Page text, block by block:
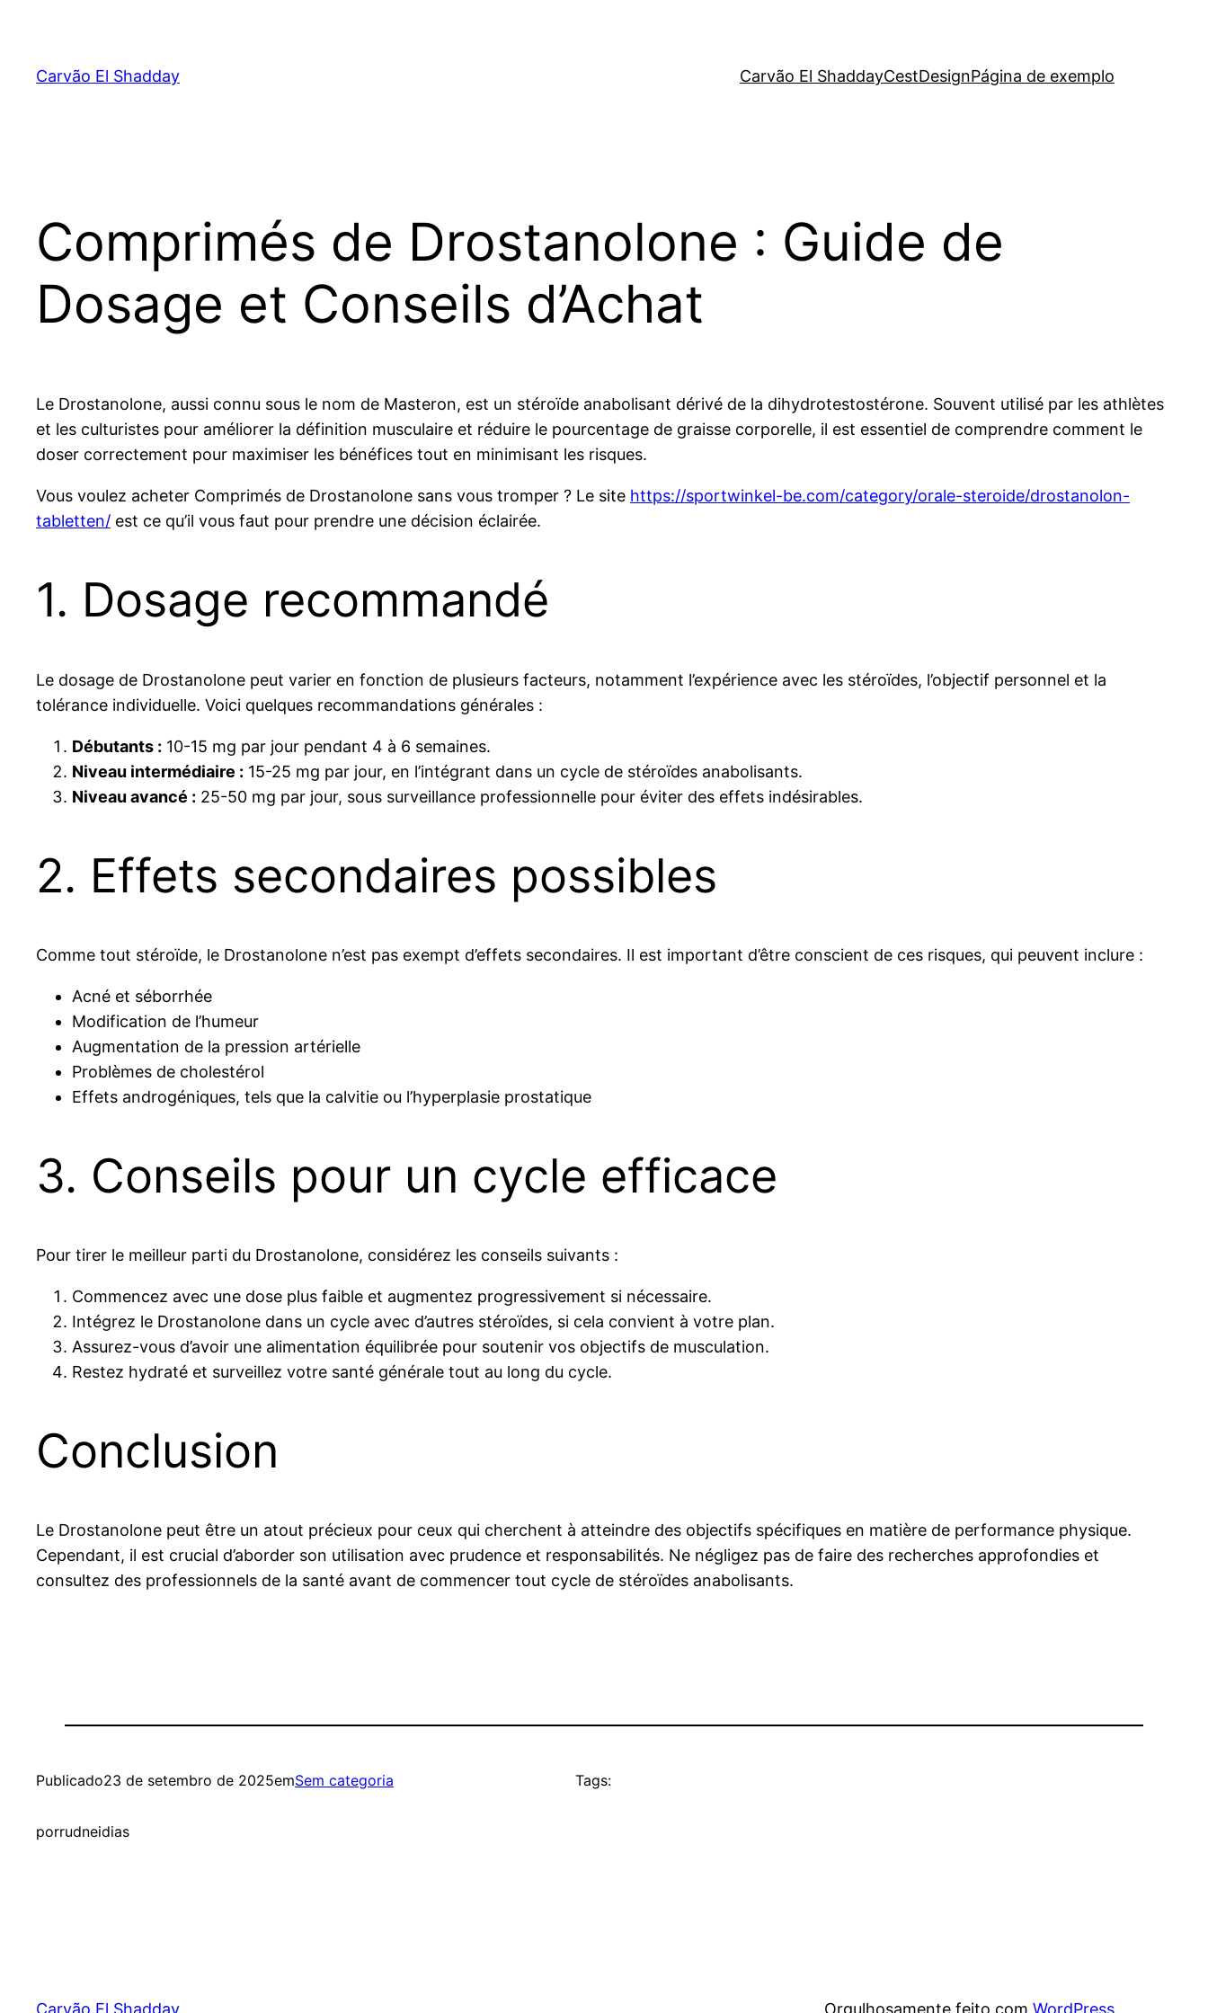
Carvão El Shadday Carvão El ShaddayCestDesignPágina de exemplo
Comprimés de Drostanolone : Guide de
Dosage et Conseils d’Achat
Le Drostanolone, aussi connu sous le nom de Masteron, est un stéroïde anabolisant dérivé de la dihydrotestostérone. Souvent utilisé par les athlètes
et les culturistes pour améliorer la définition musculaire et réduire le pourcentage de graisse corporelle, il est essentiel de comprendre comment le
doser correctement pour maximiser les bénéfices tout en minimisant les risques.
Vous voulez acheter Comprimés de Drostanolone sans vous tromper ? Le site https://sportwinkel-be.com/category/orale-steroide/drostanolon-
tabletten/ est ce qu’il vous faut pour prendre une décision éclairée.
1. Dosage recommandé
Le dosage de Drostanolone peut varier en fonction de plusieurs facteurs, notamment l’expérience avec les stéroïdes, l’objectif personnel et la
tolérance individuelle. Voici quelques recommandations générales :
Débutants : 10-15 mg par jour pendant 4 à 6 semaines.
Niveau intermédiaire : 15-25 mg par jour, en l’intégrant dans un cycle de stéroïdes anabolisants.
Niveau avancé : 25-50 mg par jour, sous surveillance professionnelle pour éviter des effets indésirables.
2. Effets secondaires possibles
Comme tout stéroïde, le Drostanolone n’est pas exempt d’effets secondaires. Il est important d’être conscient de ces risques, qui peuvent inclure :
Acné et séborrhée
Modification de l’humeur
Augmentation de la pression artérielle
Problèmes de cholestérol
Effets androgéniques, tels que la calvitie ou l’hyperplasie prostatique
3. Conseils pour un cycle efficace
Pour tirer le meilleur parti du Drostanolone, considérez les conseils suivants :
Commencez avec une dose plus faible et augmentez progressivement si nécessaire.
Intégrez le Drostanolone dans un cycle avec d’autres stéroïdes, si cela convient à votre plan.
Assurez-vous d’avoir une alimentation équilibrée pour soutenir vos objectifs de musculation.
Restez hydraté et surveillez votre santé générale tout au long du cycle.
Conclusion
Le Drostanolone peut être un atout précieux pour ceux qui cherchent à atteindre des objectifs spécifiques en matière de performance physique.
Cependant, il est crucial d’aborder son utilisation avec prudence et responsabilités. Ne négligez pas de faire des recherches approfondies et
consultez des professionnels de la santé avant de commencer tout cycle de stéroïdes anabolisants.
Publicado23 de setembro de 2025emSem categoria
porrudneidias
Tags:
Carvão El Shadday Orgulhosamente feito com WordPress